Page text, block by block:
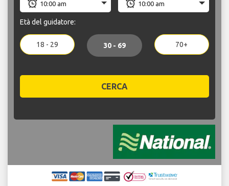
Età del guidatore:
18 - 29 30 - 69 70+
CERCA